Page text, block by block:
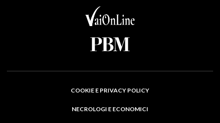
COOKIE E PRIVACY POLICY
NECROLOGI E ECONOMICI